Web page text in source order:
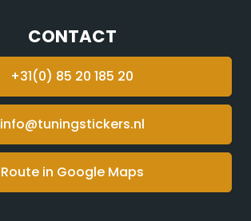
CONTACT
+31(0) 85 20 185 20
info@tuningstickers.nl
Route in Google Maps